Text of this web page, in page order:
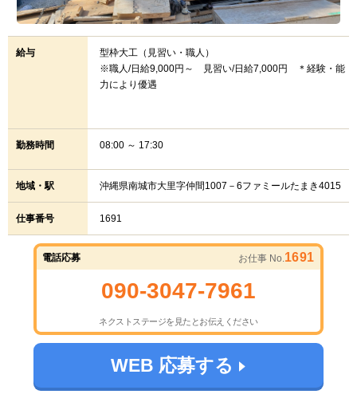
給与
型枠大工（見習い・職人）
※職人/日給9,000円～ 見習い/日給7,000円 ＊経験・能
力により優遇
勤務時間 08:00 ～ 17:30
地域・駅 沖縄県南城市大里字仲間1007－6ファミールたまき4015
仕事番号 1691
電話応募 お仕事 No. 1691
090-3047-7961
ネクストステージを見たとお伝えください
WEB 応募する